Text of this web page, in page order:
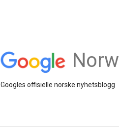
Googles offisielle norske nyhetsblogg